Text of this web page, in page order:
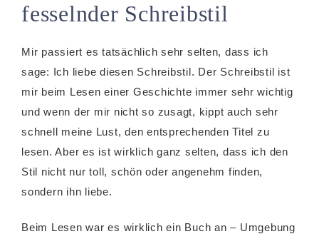
fesselnder Schreibstil
Mir passiert es tatsächlich sehr selten, dass ich
sage: Ich liebe diesen Schreibstil. Der Schreibstil ist
mir beim Lesen einer Geschichte immer sehr wichtig
und wenn der mir nicht so zusagt, kippt auch sehr
schnell meine Lust, den entsprechenden Titel zu
lesen. Aber es ist wirklich ganz selten, dass ich den
Stil nicht nur toll, schön oder angenehm finden,
sondern ihn liebe.
Beim Lesen war es wirklich ein Buch an – Umgebung